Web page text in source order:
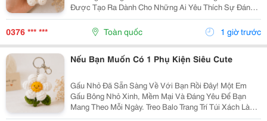
Được Tạo Ra Dành Cho Những Ai Yêu Thích Sự Đáng
Yêu Và Những Món Đồ Có Dấu Ấn Riêng. Từ Chiếc Balo
Đi Học, Túi Xách Đi Chơi Đến Chùm Chìa Khóa Quen
Thuộc,...
0376 *** *** Toàn quốc 1 giờ trước
Nếu Bạn Muốn Có 1 Phụ Kiện Siêu Cute
Gấu Nhỏ Đã Sẵn Sàng Về Với Bạn Rồi Đây! Một Em
Gấu Bông Nhỏ Xinh, Mềm Mại Và Đáng Yêu Để Bạn
Mang Theo Mỗi Ngày. Treo Balo Trang Trí Túi Xách Làm
Móc Khóa Tặng Người Bạn Yêu Quý